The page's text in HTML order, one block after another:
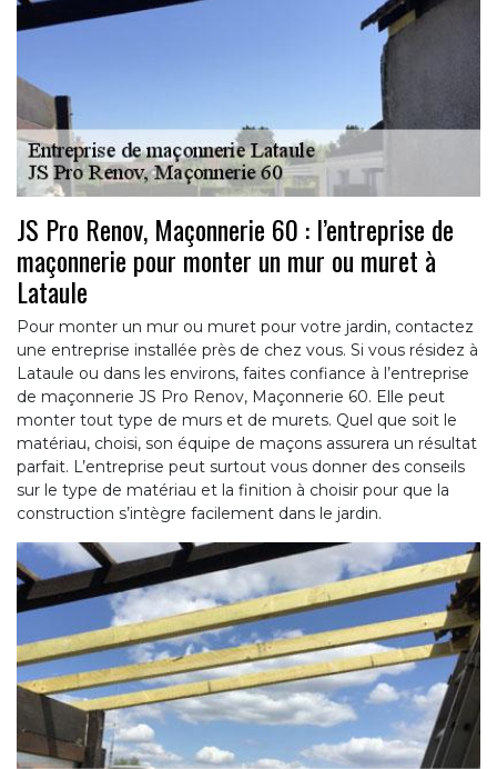
JS Pro Renov, Maçonnerie 60 : l’entreprise de
maçonnerie pour monter un mur ou muret à
Lataule
Pour monter un mur ou muret pour votre jardin, contactez
une entreprise installée près de chez vous. Si vous résidez à
Lataule ou dans les environs, faites confiance à l’entreprise
de maçonnerie JS Pro Renov, Maçonnerie 60. Elle peut
monter tout type de murs et de murets. Quel que soit le
matériau, choisi, son équipe de maçons assurera un résultat
parfait. L’entreprise peut surtout vous donner des conseils
sur le type de matériau et la finition à choisir pour que la
construction s’intègre facilement dans le jardin.